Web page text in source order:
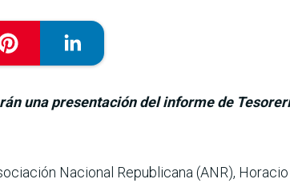
una presentación del informe de
Nacional Republicana (ANR),